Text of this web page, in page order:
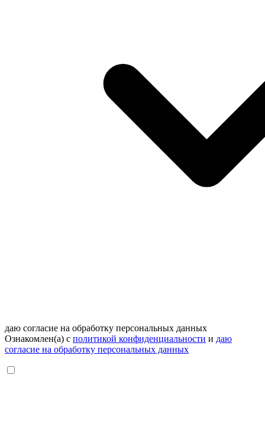
даю согласие на обработку персональных данных
Ознакомлен(а) с политикой конфиденциальности и даю
согласие на обработку персональных данных